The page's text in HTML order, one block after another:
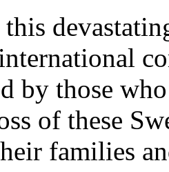
by those
of these
families